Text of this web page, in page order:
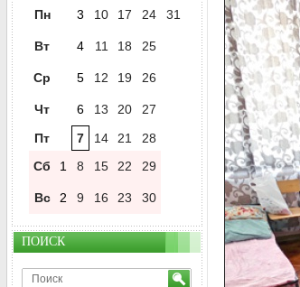
Пн 3 10 17 24 31
Вт 4 11 18 25
Ср 5 12 19 26
Чт 6 13 20
27
Пт
7 14 21
28
Сб
1 8 15 22 29
Вс 2 9 16 23 30
ПОИСК